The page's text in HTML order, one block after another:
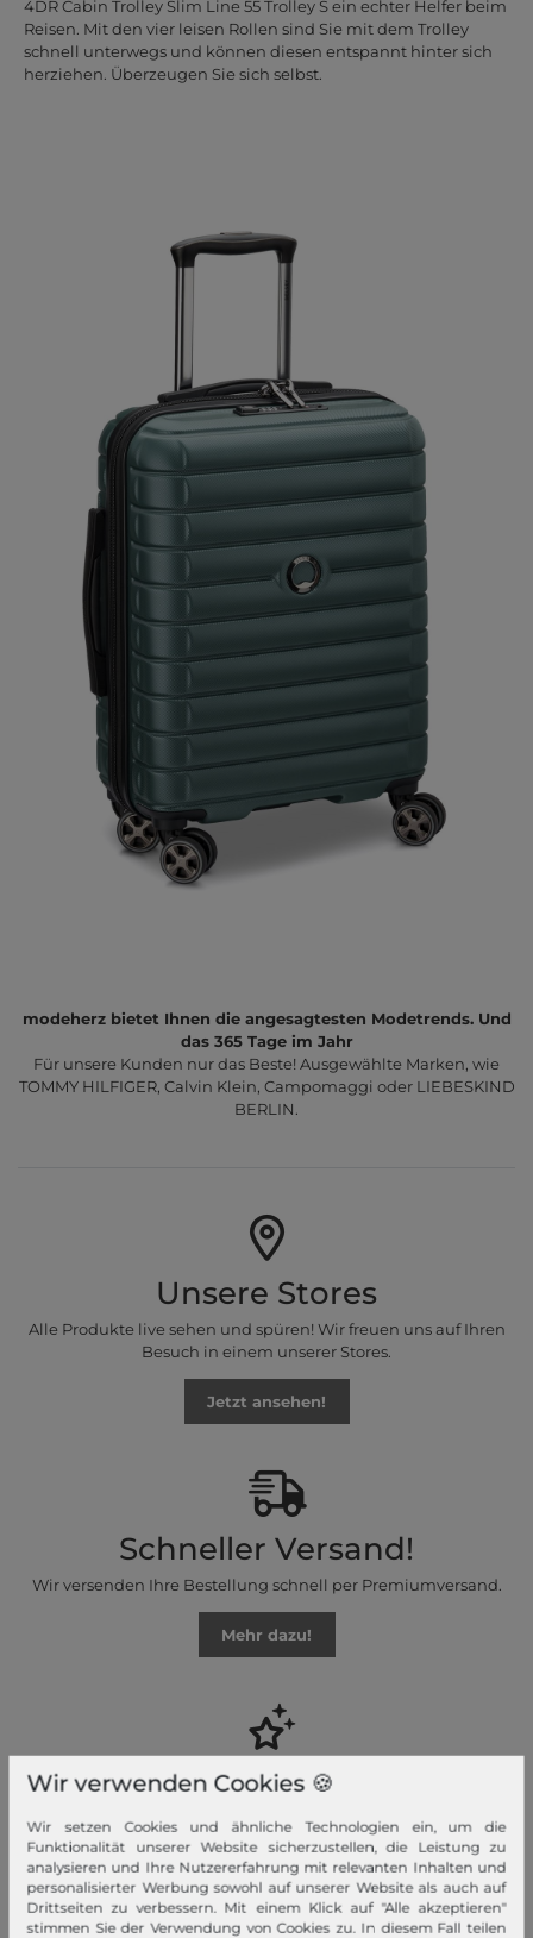
4DR Cabin Trolley Slim Line 55 Trolley S ein echter Helfer beim
Reisen. Mit den vier leisen Rollen sind Sie mit dem Trolley
schnell unterwegs und können diesen entspannt hinter sich
herziehen. Überzeugen Sie sich selbst.
modeherz bietet Ihnen die angesagtesten Modetrends. Und
das 365 Tage im Jahr
Für unsere Kunden nur das Beste! Ausgewählte Marken, wie
TOMMY HILFIGER, Calvin Klein, Campomaggi oder LIEBESKIND
BERLIN.
Unsere Stores
Alle Produkte live sehen und spüren! Wir freuen uns auf Ihren
Besuch in einem unserer Stores.
Jetzt ansehen!
Schneller Versand!
Wir versenden Ihre Bestellung schnell per Premiumversand.
Mehr dazu!
Ihre Vorteile
Premiumversand, Große Auswahl, faire Preise, Freundlicher &
schneller Service
Mehr dazu!
Wir verwenden Cookies 🍪
Wir setzen Cookies und ähnliche Technologien ein, um die
Funktionalität unserer Website sicherzustellen, die Leistung zu
analysieren und Ihre Nutzererfahrung mit relevanten Inhalten und
personalisierter Werbung sowohl auf unserer Website als auch auf
Drittseiten zu verbessern. Mit einem Klick auf "Alle akzeptieren"
stimmen Sie der Verwendung von Cookies zu. In diesem Fall teilen